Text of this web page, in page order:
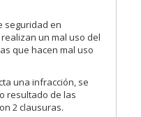
seguridad en
un mal uso del
que hacen mal uso
una infracción, se
resultado de las
2 clausuras.